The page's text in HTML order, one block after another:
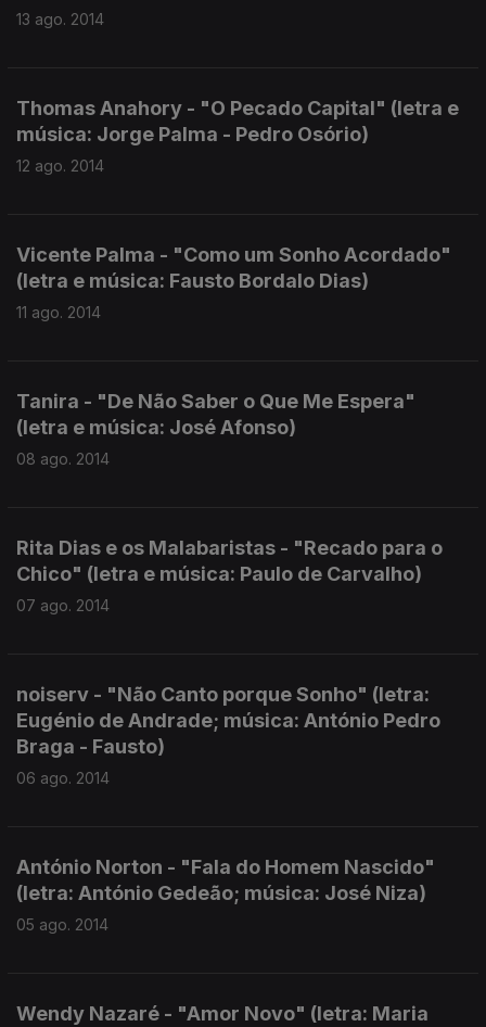
13 ago. 2014
Thomas Anahory - "O Pecado Capital" (letra e
música: Jorge Palma - Pedro Osório)
12 ago. 2014
Vicente Palma - "Como um Sonho Acordado"
(letra e música: Fausto Bordalo Dias)
11 ago. 2014
Tanira - "De Não Saber o Que Me Espera"
(letra e música: José Afonso)
08 ago. 2014
Rita Dias e os Malabaristas - "Recado para o
Chico" (letra e música: Paulo de Carvalho)
07 ago. 2014
noiserv - "Não Canto porque Sonho" (letra:
Eugénio de Andrade; música: António Pedro
Braga - Fausto)
06 ago. 2014
António Norton - "Fala do Homem Nascido"
(letra: António Gedeão; música: José Niza)
05 ago. 2014
Wendy Nazaré - "Amor Novo" (letra: Maria